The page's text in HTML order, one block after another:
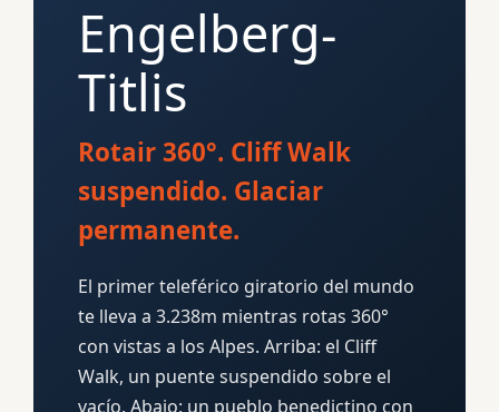
Engelberg-
Titlis
Rotair 360°. Cliff Walk
suspendido. Glaciar
permanente.
El primer teleférico giratorio del mundo
te lleva a 3.238m mientras rotas 360°
con vistas a los Alpes. Arriba: el Cliff
Walk, un puente suspendido sobre el
vacío. Abajo: un pueblo benedictino con